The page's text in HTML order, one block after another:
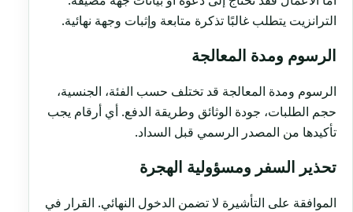
الترانزيت يتطلب غالبًا تذكرة متابعة وإثبات وجهة نهائية.
الرسوم ومدة المعالجة
الرسوم ومدة المعالجة قد تختلف حسب الفئة، الجنسية،
حجم الطلبات، جودة الوثائق وطريقة الدفع. أي أرقام يجب
تأكيدها من المصدر الرسمي قبل السداد.
تحذير السفر ومسؤولية الهجرة
الموافقة على التأشيرة لا تضمن الدخول النهائي. القرار في